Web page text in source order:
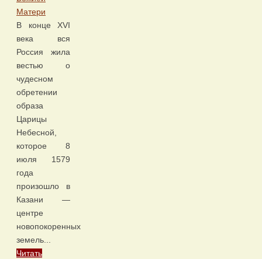
В конце XVI
века вся
Россия жила
вестью о
чудесном
обретении
образа
Царицы
Небесной,
которое 8
июля 1579
года
произошло в
Казани —
центре
новопокоренных
земель...
Читать